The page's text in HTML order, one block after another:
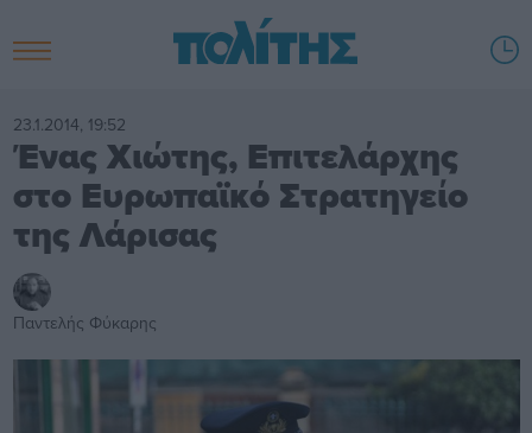
23.1.2014, 19:52
Ένας Χιώτης, Επιτελάρχης
στο Ευρωπαϊκό Στρατηγείο
της Λάρισας
Παντελής Φύκαρης